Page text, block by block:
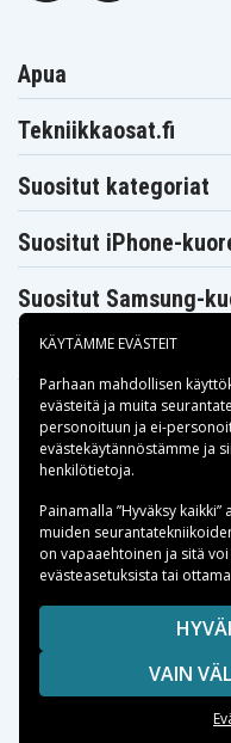
Apua
Tekniikkaosat.fi
Suositut kategoriat
Suositut iPhone-
Suositut Samsung-
Suositut varaosat
Maksuvaihtoehdot
Toimitusvaihtoehdot
Copyright ©
SIVULLA MAINITUT
KÄYTÄMME EVÄSTEIT
Parhaan mahdollisen
evästeitä ja muita
personoituun ja ei-
evästekäytännöstämme ja
henkilötietoja.
Painamalla ”Hyväksy
muiden
on vapaaehtoinen ja sitä
evästeasetuksista tai
VAIN